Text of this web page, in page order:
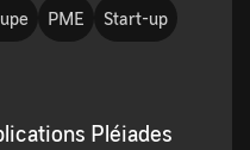
PME Start-up
Pléiades